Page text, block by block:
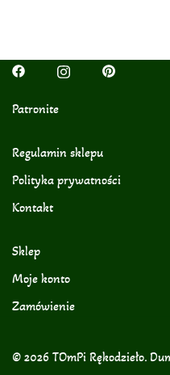
Patronite
Regulamin sklepu
Polityka prywatności
Kontakt
Sklep
Moje konto
Zamówienie
© 2026 TOmPi Rękodzieło.